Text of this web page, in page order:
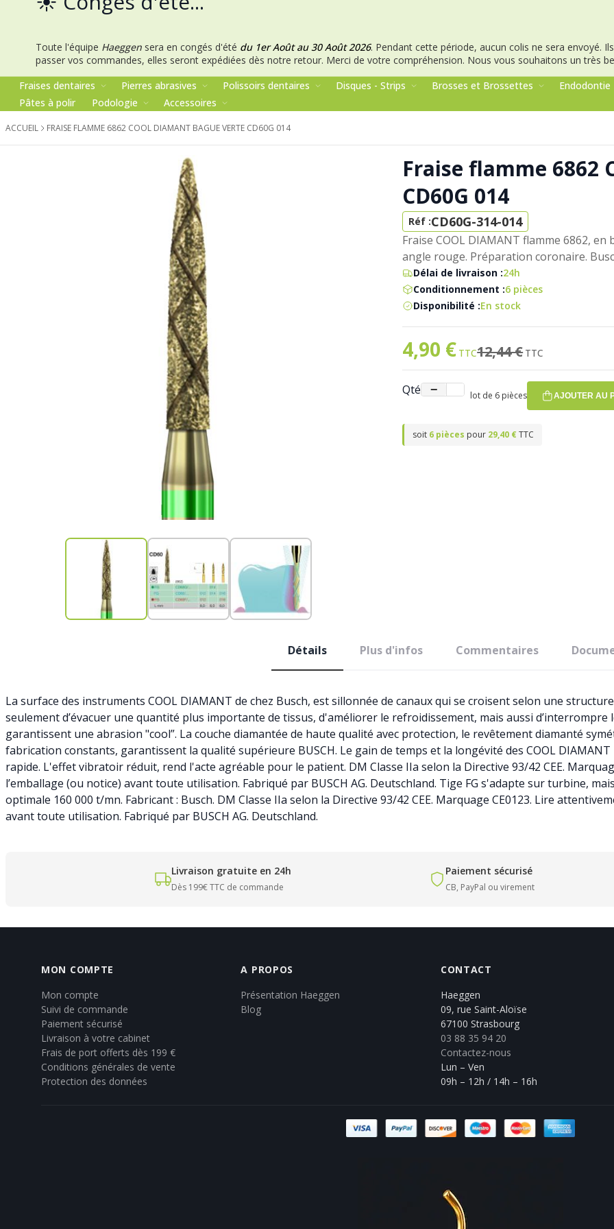
Toute l'équipe Haeggen sera en congés d'été du 1er Août au 30 Août 2026. Pendant cette période, aucun colis ne sera envoyé.
passer vos commandes, elles seront expédiées dès notre retour. Merci de votre compréhension. Nous vous souhaitons un très
Fraises dentaires Pierres abrasives Polissoirs dentaires Disques - Strips Brosses et Brossettes Endodontie
Pâtes à polir
Podologie Accessoires
ACCUEIL FRAISE FLAMME 6862 COOL DIAMANT BAGUE VERTE CD60G 014
Fraise flamme 6862
CD60G 014
Réf :CD60G-314-014
Fraise COOL DIAMANT flamme 6862,
angle rouge. Préparation coronaire.
Délai de livraison :24h
Conditionnement :6 pièces
Disponibilité :En stock
Prix spécial
4,90 € Ancien prix
12,44 €
Qté − +
lot de 6 pièces AJOUTER AU
soit 6 pièces pour 29,40 €TTC
Détails
La surface des instruments COOL DIAMANT de chez Busch, est sillonnée de canaux qui se croisent selon une
seulement d’évacuer une quantité plus importante de tissus, d'améliorer le refroidissement, mais aussi
garantissent une abrasion "cool”. La couche diamantée de haute qualité avec protection, le revêtement diamanté
fabrication constants, garantissent la qualité supérieure BUSCH. Le gain de temps et la longévité des COOL
rapide. L'effet vibratoir réduit, rend l'acte agréable pour le patient. DM Classe IIa selon la Directive 93/42 CEE.
l’emballage (ou notice) avant toute utilisation. Fabriqué par BUSCH AG. Deutschland. Tige FG s'adapte sur turbine,
optimale 160 000 t/mn. Fabricant : Busch. DM Classe IIa selon la Directive 93/42 CEE. Marquage CE0123. Lire
avant toute utilisation. Fabriqué par BUSCH AG. Deutschland.
Plus d'infos Commentaires
Livraison gratuite en 24h
Dès 199€ TTC de commande
Paiement sécurisé
CB, PayPal ou virement
MON COMPTE
Mon compte
Suivi de commande
Paiement sécurisé
Livraison à votre cabinet
Frais de port offerts dès 199 €
Conditions générales de vente
Protection des données
A PROPOS
Présentation Haeggen
Blog
CONTACT
Haeggen
09, rue Saint-Aloïse
67100 Strasbourg
03 88 35 94 20
Contactez-nous
Lun – Ven
09h – 12h / 14h – 16h